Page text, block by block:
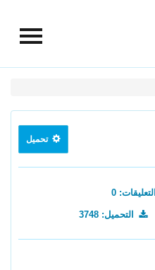
تحميل
التعليقات: 0
التحميل: 3748